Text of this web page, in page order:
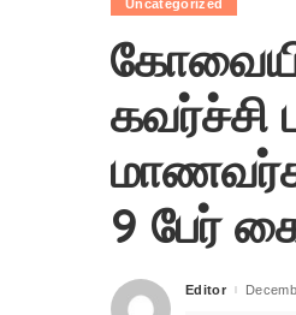
Uncategorized
கவர்ச்சி
9 பேர்
Posted
Editor